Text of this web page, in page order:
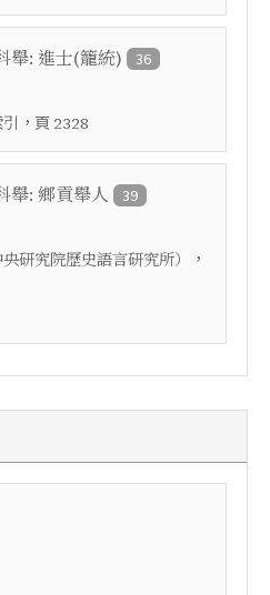
舉: 進士(籠統) 36
，頁 2328
舉: 鄉貢舉人 39
研究院歷史語言研究所）
，